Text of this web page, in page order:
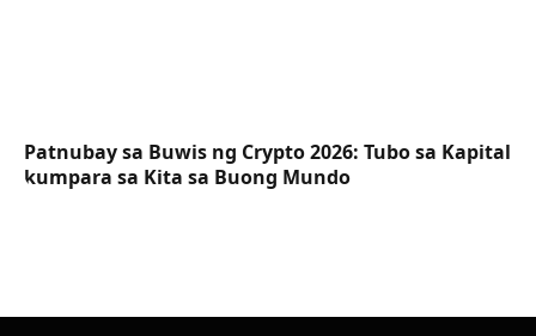
Patnubay sa Buwis ng Crypto 2026: Tubo sa Kapital
kumpara sa Kita sa Buong Mundo